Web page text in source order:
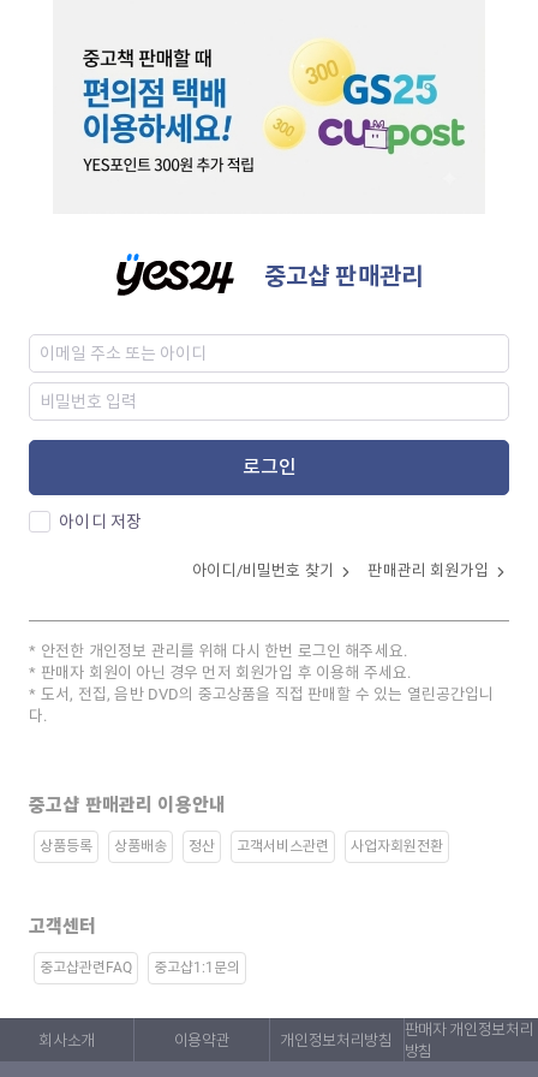
중고샵 판매관리
로그인
아이디 저장
아이디/비밀번호 찾기 판매관리 회원가입
안전한 개인정보 관리를 위해 다시 한번 로그인 해주세요.
판매자 회원이 아닌 경우 먼저 회원가입 후 이용해 주세요.
도서, 전집, 음반 DVD의 중고상품을 직접 판매할 수 있는 열린공간입니
다.
중고샵 판매관리 이용안내
상품등록 상품배송 정산 고객서비스관련 사업자회원전환
고객센터
중고샵관련FAQ 중고샵1:1문의
회사소개 이용약관 개인정보처리방침
판매자 개인정보처리
방침